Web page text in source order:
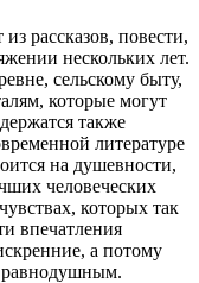
рассказов, повести,
нескольких лет.
сельскому быту,
которые могут
также
литературе
на душевности,
человеческих
которых так
впечатления
а потому